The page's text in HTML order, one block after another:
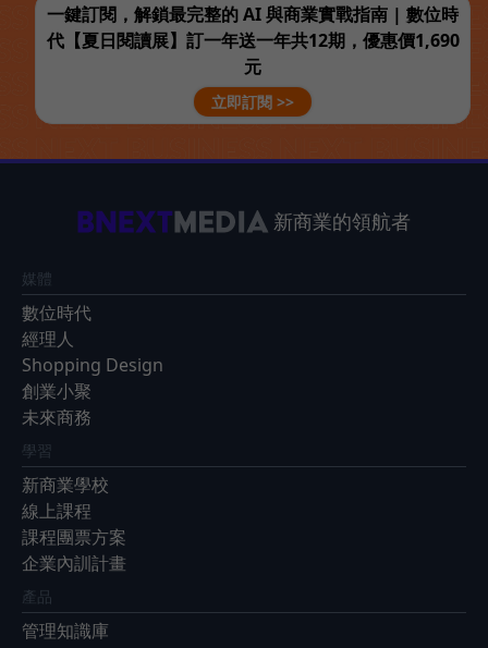
一鍵訂閱，解鎖最完整的 AI 與商業實戰指南 | 數位時
代【夏日閱讀展】訂一年送一年共12期，優惠價1,690
元
立即訂閱 >>
新商業的領航者
媒體
數位時代
經理人
Shopping Design
創業小聚
未來商務
學習
新商業學校
線上課程
課程團票方案
企業內訓計畫
產品
管理知識庫